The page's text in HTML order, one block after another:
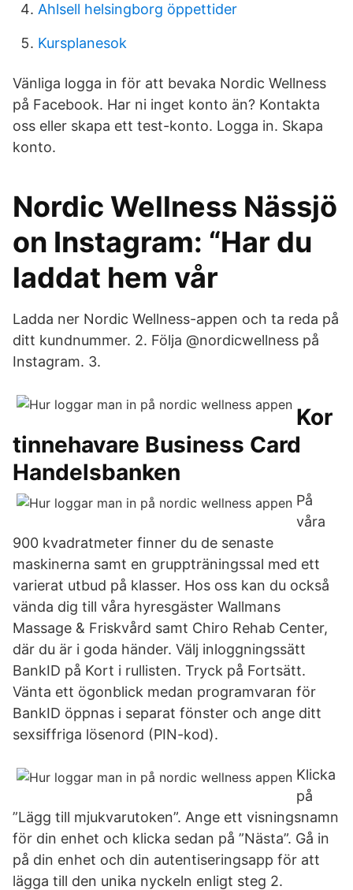
Ahlsell helsingborg öppettider
Kursplanesok
Vänliga logga in för att bevaka Nordic Wellness
på Facebook. Har ni inget konto än? Kontakta
oss eller skapa ett test-konto. Logga in. Skapa
konto.
Nordic Wellness Nässjö
on Instagram: “Har du
laddat hem vår
Ladda ner Nordic Wellness-appen och ta reda på
ditt kundnummer. 2. Följa @nordicwellness på
Instagram. 3.
Kor
tinnehavare Business Card
Handelsbanken
På
våra
900 kvadratmeter finner du de senaste
maskinerna samt en gruppträningssal med ett
varierat utbud på klasser. Hos oss kan du också
vända dig till våra hyresgäster Wallmans
Massage & Friskvård samt Chiro Rehab Center,
där du är i goda händer. Välj inloggningssätt
BankID på Kort i rullisten. Tryck på Fortsätt.
Vänta ett ögonblick medan programvaran för
BankID öppnas i separat fönster och ange ditt
sexsiffriga lösenord (PIN-kod).
Klicka
på
”Lägg till mjukvarutoken”. Ange ett visningsnamn
för din enhet och klicka sedan på ”Nästa”. Gå in
på din enhet och din autentiseringsapp för att
lägga till den unika nyckeln enligt steg 2.